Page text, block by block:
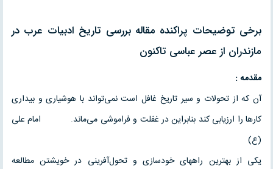
برخی توضیحات پراکنده مقاله بررسی تاريخ ادبيات عرب در
مازندران از عصر عباسی تاكنون
مقدمه :
آن که از تحولات و سیر تاریخ غافل است نمی‌تواند با هوشیاری و بیداری
کارها را ارزیابی کند بنابراین در غفلت و فراموشی می‌ماند. امام علی
(ع)
یکی از بهترین راههای خودسازی و تحول‌آفرینی در خویشتن مطالعه